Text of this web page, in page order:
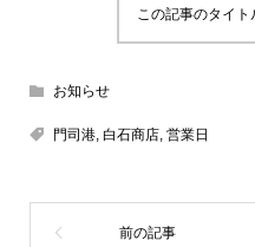
この記事のタイ
お知らせ
門司港, 白石商店, 営業日